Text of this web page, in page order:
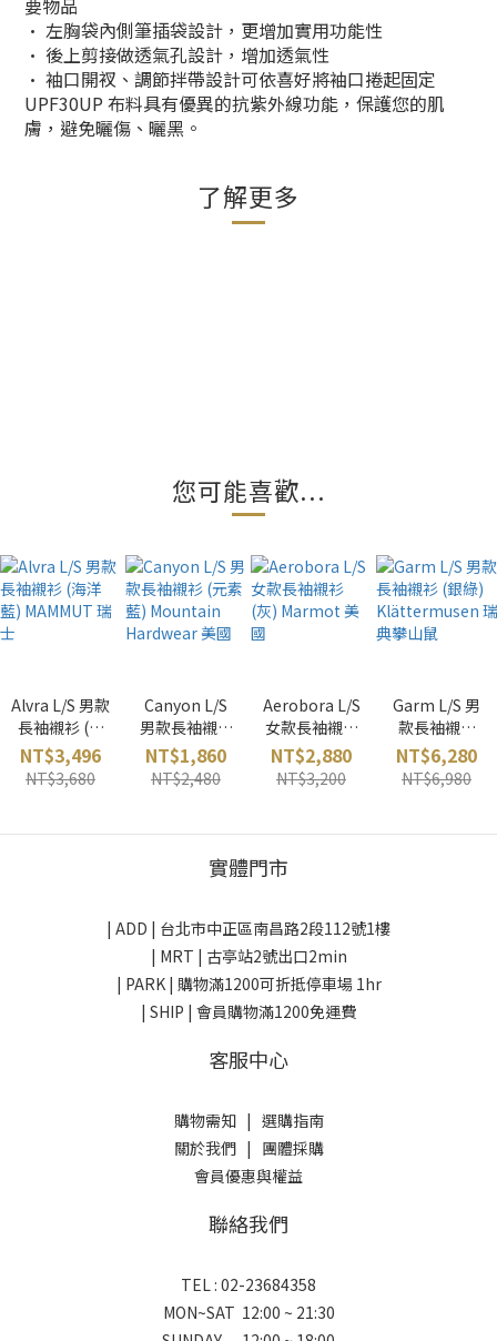
• 左胸袋內側筆插袋設計，更增加實用功能性
• 後上剪接做透氣孔設計，增加透氣性
• 袖口開衩、調節拌帶設計可依喜好將袖口捲起固定
UPF30UP 布料具有優異的抗紫外線功能，保護您的肌
膚，避免曬傷、曬黑。
了解更多
您可能喜歡...
Alvra L/S 男款
長袖襯衫 (海
洋藍)
MAMMUT 瑞
士
NT$3,496
NT$3,680
Canyon L/S
男款長袖襯衫
(元素藍)
Mountain
Hardwear 美
NT$1,860
NT$2,480
Aerobora L/S
女款長袖襯衫
(灰) Marmot
美國
NT$2,880
NT$3,200
Garm L/S 男
款長袖襯衫
(銀綠)
Klättermuse
n 瑞典攀山鼠
NT$6,280
NT$6,980
實體門市
| ADD | 台北市中正區南昌路2段112號1樓
| MRT | 古亭站2號出口2min
| PARK | 購物滿1200可折抵停車場 1hr
| SHIP | 會員購物滿1200免運費
客服中心
購物需知| 選購指南
關於我們| 團體採購
會員優惠與權益
聯絡我們
TEL : 02-23684358
MON~SAT 12:00 ~ 21:30